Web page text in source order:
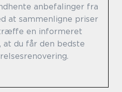
anbefalinger fra
at sammenligne priser
en informeret
at du får den bedste